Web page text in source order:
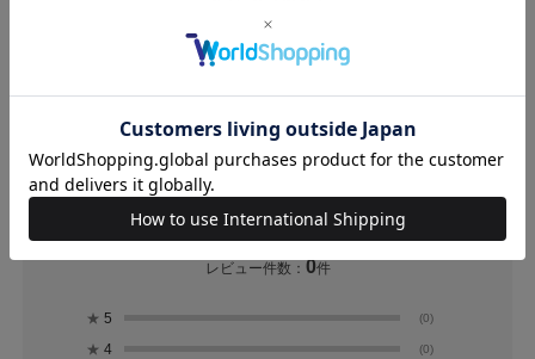
レビュー
0.0
レビュー件数： 0件
★ 5 (0)
★ 4 (0)